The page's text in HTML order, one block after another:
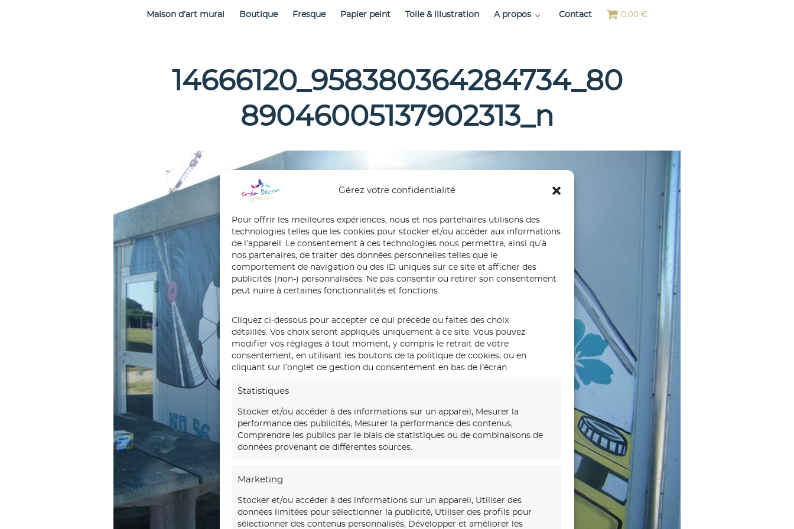
Gérez votre confidentialité
Pour offrir les meilleures expériences, nous et nos partenaires utilisons des
technologies telles que les cookies pour stocker et/ou accéder aux informations
de l’appareil. Le consentement à ces technologies nous permettra, ainsi qu’à
nos partenaires, de traiter des données personnelles telles que le
comportement de navigation ou des ID uniques sur ce site et afficher des
publicités (non-) personnalisées. Ne pas consentir ou retirer son consentement
peut nuire à certaines fonctionnalités et fonctions.
Cliquez ci-dessous pour accepter ce qui précède ou faites des choix
détaillés. Vos choix seront appliqués uniquement à ce site. Vous pouvez
modifier vos réglages à tout moment, y compris le retrait de votre
consentement, en utilisant les boutons de la politique de cookies, ou en
cliquant sur l’onglet de gestion du consentement en bas de l’écran.
Statistiques
Stocker et/ou accéder à des informations sur un appareil, Mesurer la
performance des publicités, Mesurer la performance des contenus,
Comprendre les publics par le biais de statistiques ou de combinaisons de
données provenant de différentes sources.
Marketing
Stocker et/ou accéder à des informations sur un appareil, Utiliser des
données limitées pour sélectionner la publicité, Utiliser des profils pour
sélectionner des contenus personnalisés, Développer et améliorer les
Maison d’art mural Boutique Fresque Papier peint Toile & illustration A propos Contact 0,00 €
14666120_958380364284734_80
89046005137902313_n